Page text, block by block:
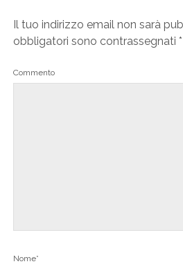
Il tuo indirizzo email non sarà
obbligatori sono contrassegnati *
Commento
Nome*